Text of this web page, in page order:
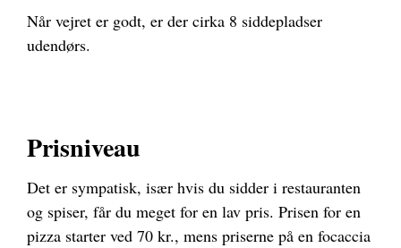
Når vejret er godt, er der cirka 8 siddepladser
udendørs.
Prisniveau
Det er sympatisk, især hvis du sidder i restauranten
og spiser, får du meget for en lav pris. Prisen for en
pizza starter ved 70 kr., mens priserne på en focaccia